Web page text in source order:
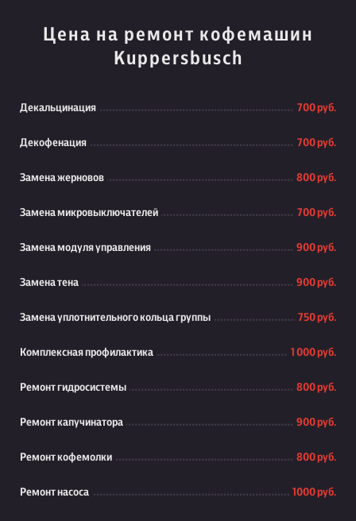
Цена на ремонт кофемашин
Kuppersbusch
Декальцинация 700 руб.
Декофенация 700 руб.
Замена жерновов 800 руб.
Замена микровыключателей 700 руб.
Замена модуля управления 900 руб.
Замена тена 900 руб.
Замена уплотнительного кольца группы 750 руб.
Комплексная профилактика 1 000 руб.
Ремонт гидросистемы 800 руб.
Ремонт капучинатора 900 руб.
Ремонт кофемолки 800 руб.
Ремонт насоса 1000 руб.